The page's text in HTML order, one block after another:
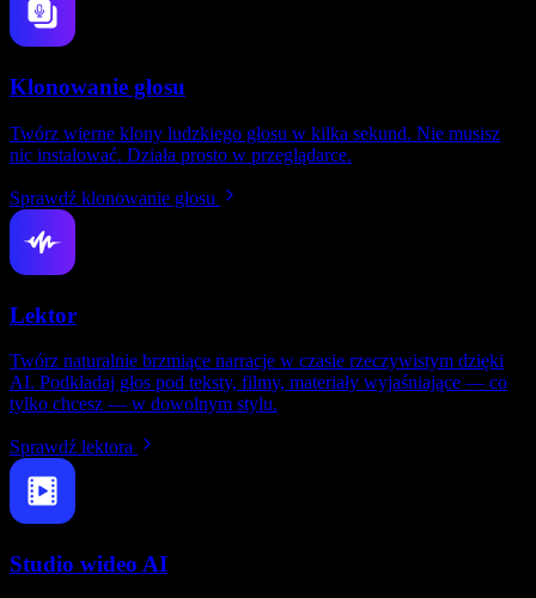
Klonowanie głosu
Twórz wierne klony ludzkiego głosu w kilka sekund. Nie musisz
nic instalować. Działa prosto w przeglądarce.
Sprawdź klonowanie głosu
Lektor
Twórz naturalnie brzmiące narracje w czasie rzeczywistym dzięki
AI. Podkładaj głos pod teksty, filmy, materiały wyjaśniające — co
tylko chcesz — w dowolnym stylu.
Sprawdź lektora
Studio wideo AI